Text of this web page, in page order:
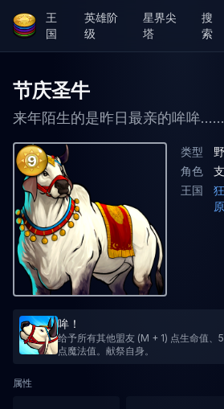
王
国
英雄阶
级
星界尖
塔
搜
索
节庆圣牛
来年陌生的是昨日最亲的哞哞......
9
类型
角色
王国
原
哞！
给予所有其他盟友 (M + 1) 点生命值、
点魔法值。献祭自身。
属性